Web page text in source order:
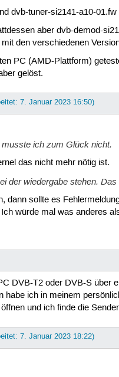
dvb-tuner-si2141-a10-01.fw
aber dvb-demod-
den verschiedenen
PC (AMD-Plattform)
gelöst.
7. Januar 2023 16:50)
ich zum Glück nicht.
das nicht mehr nötig ist.
der wiedergabe stehen.
dann sollte es
würde mal was anderes
DVB-T2 oder DVB-S über
habe ich in meinem
und ich finde die
7. Januar 2023 18:22)